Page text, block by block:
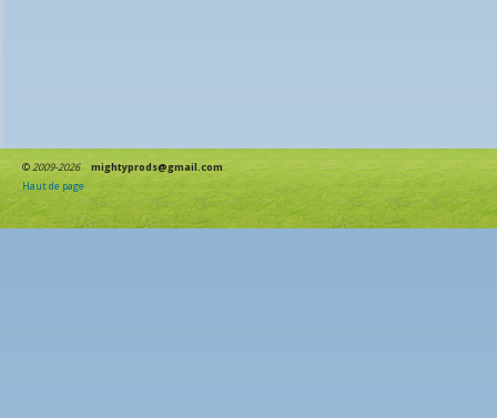
©2009-2026
mightyprods@gmail.com
Haut de page